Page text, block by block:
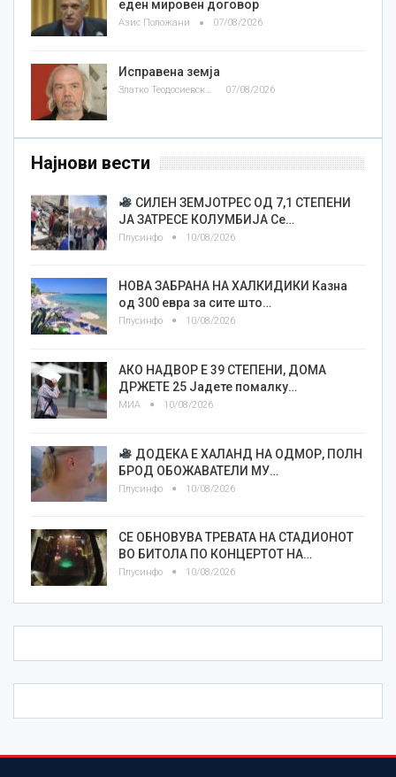
еден мировен договор
Азис Положани 07/08/2026
Исправена земја
Златко Теодосиевски 07/08/2026
Најнови вести
СИЛЕН ЗЕМЈОТРЕС ОД 7,1 СТЕПЕНИ
ЈА ЗАТРЕСЕ КОЛУМБИЈА Се…
Плусинфо 10/08/2026
НОВА ЗАБРАНА НА ХАЛКИДИКИ Казна
од 300 евра за сите што…
Плусинфо 10/08/2026
АКО НАДВОР Е 39 СТЕПЕНИ, ДОМА
ДРЖЕТЕ 25 Јадете помалку…
МИА 10/08/2026
ДОДЕКА Е ХАЛАНД НА ОДМОР, ПОЛН
БРОД ОБОЖАВАТЕЛИ МУ…
Плусинфо 10/08/2026
СЕ ОБНОВУВА ТРЕВАТА НА СТАДИОНОТ
ВО БИТОЛА ПО КОНЦЕРТОТ НА…
Плусинфо 10/08/2026